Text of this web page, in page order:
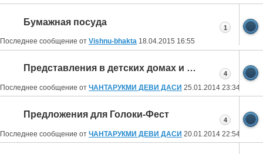
Бумажная посуда
Последнее сообщение от Vishnu-bhakta 18.04.2015 16:55
1
Представления в детских домах и больницах
Последнее сообщение от ЧАНТАРУКМИ ДЕВИ ДАСИ 25.01.2014 23:34
4
Предложения для Голоки-Фест
Последнее сообщение от ЧАНТАРУКМИ ДЕВИ ДАСИ 20.01.2014 22:54
4